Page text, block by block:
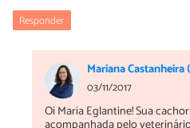
Responder
Mariana
03/11/2017
Oi Maria Eglantine! Sua